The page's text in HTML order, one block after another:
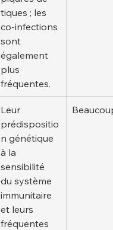
tiques ; les
co-infections
sont
également
plus
fréquentes.
Leur
prédispositio
n génétique
à la
sensibilité
du système
immunitaire
et leurs
fréquentes
Beaucoup